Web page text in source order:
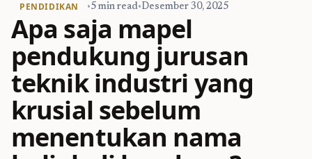
PENDIDIKAN •5 min read•Desember 30, 2025
Apa saja mapel
pendukung jurusan
teknik industri yang
krusial sebelum
menentukan nama